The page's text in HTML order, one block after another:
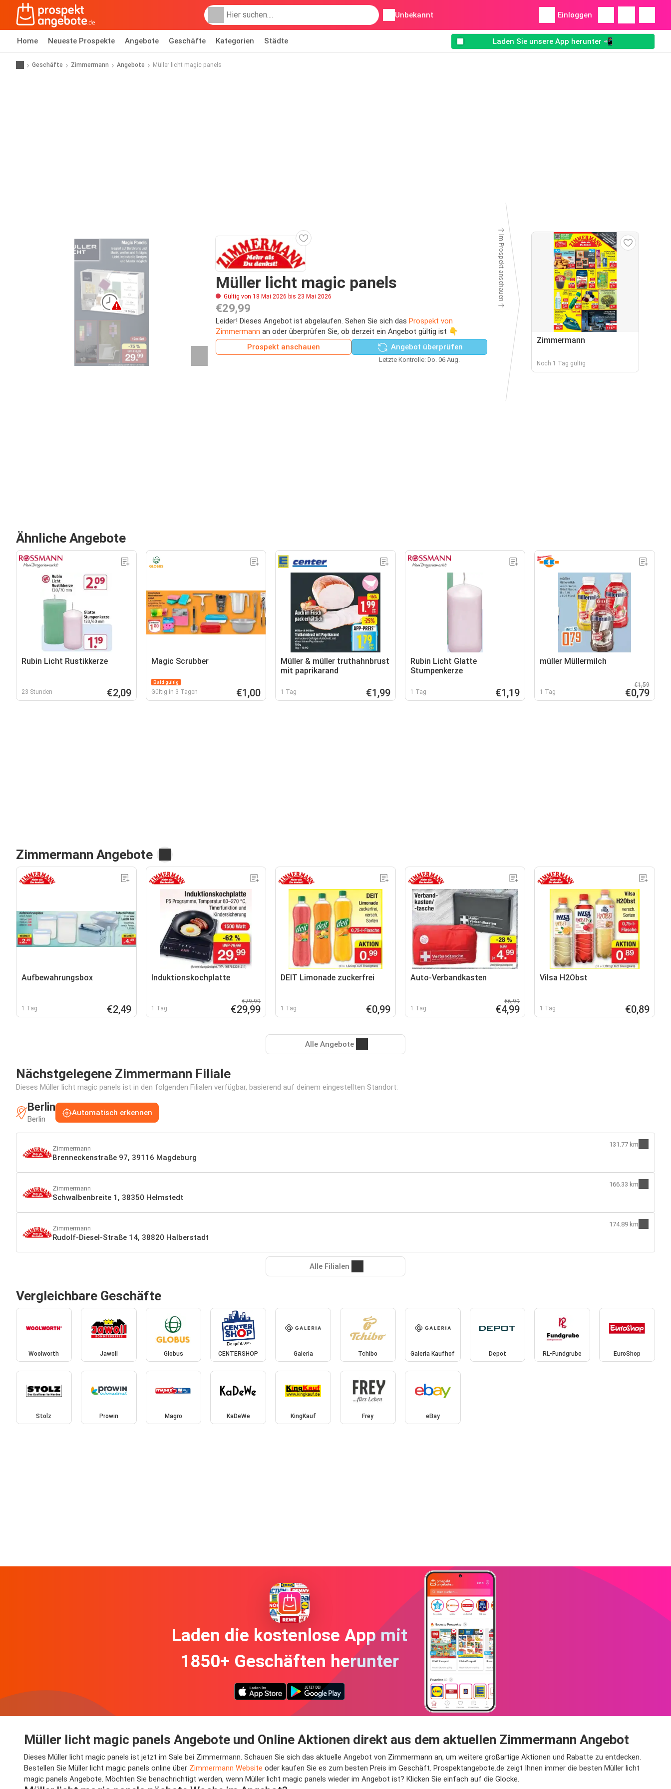
Unbekannt Einloggen
Home Neueste Prospekte Angebote Geschäfte Kategorien Städte Laden Sie unsere App herunter 📲
Geschäfte Zimmermann Angebote Müller licht magic panels
Müller licht magic panels
Gültig von 18 Mai 2026 bis 23 Mai 2026
€29,99
Leider! Dieses Angebot ist abgelaufen. Sehen Sie sich das Prospekt von
Zimmermann an oder überprüfen Sie, ob derzeit ein Angebot gültig ist 👇
Prospekt anschauen
Angebot überprüfen
Letzte Kontrolle: Do. 06 Aug.
Im Prospekt anschauen
Zimmermann
Noch 1 Tag gültig
Ähnliche Angebote
Rubin Licht Rustikkerze
23 Stunden €2,09
Magic Scrubber
Bald gültig
Gültig in 3 Tagen €1,00
Müller & müller truthahnbrust
mit paprikarand
1 Tag €1,99
Rubin Licht Glatte
Stumpenkerze
1 Tag €1,19
müller Müllermilch
1 Tag
€1,59
€0,79
Zimmermann Angebote
Aufbewahrungsbox
1 Tag €2,49
Induktionskochplatte
1 Tag
€79,99
€29,99
DEIT Limonade zuckerfrei
1 Tag €0,99
Auto-Verbandkasten
1 Tag
€6,99
€4,99
Vilsa H2Obst
1 Tag €0,89
Alle Angebote
Nächstgelegene Zimmermann Filiale
Dieses Müller licht magic panels ist in den folgenden Filialen verfügbar, basierend auf deinem eingestellten Standort:
Berlin
Berlin
Automatisch erkennen
Zimmermann
Brenneckenstraße 97, 39116 Magdeburg
131.77 km
Zimmermann
Schwalbenbreite 1, 38350 Helmstedt
166.33 km
Zimmermann
Rudolf-Diesel-Straße 14, 38820 Halberstadt
174.89 km
Alle Filialen
Vergleichbare Geschäfte
Woolworth Jawoll Globus CENTERSHOP Galeria Tchibo Galeria Kaufhof Depot RL-Fundgrube EuroShop
Stolz Prowin Magro KaDeWe KingKauf Frey eBay
Laden die kostenlose App mit
1850+ Geschäften herunter
Müller licht magic panels Angebote und Online Aktionen direkt aus dem aktuellen Zimmermann Angebot
Dieses Müller licht magic panels ist jetzt im Sale bei Zimmermann. Schauen Sie sich das aktuelle Angebot von Zimmermann an, um weitere großartige Aktionen und Rabatte zu entdecken.
Bestellen Sie Müller licht magic panels online über Zimmermann Website oder kaufen Sie es zum besten Preis im Geschäft. Prospektangebote.de zeigt Ihnen immer die besten Müller licht
magic panels Angebote. Möchten Sie benachrichtigt werden, wenn Müller licht magic panels wieder im Angebot ist? Klicken Sie einfach auf die Glocke.